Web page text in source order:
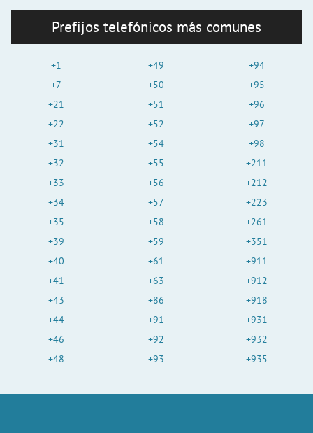
Prefijos telefónicos más comunes
+1
+7
+21
+22
+31
+32
+33
+34
+35
+39
+40
+41
+43
+44
+46
+48
+49
+50
+51
+52
+54
+55
+56
+57
+58
+59
+61
+63
+86
+91
+92
+93
+94
+95
+96
+97
+98
+211
+212
+223
+261
+351
+911
+912
+918
+931
+932
+935